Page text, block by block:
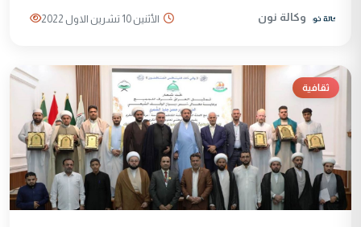
وكالة نون الأثنين 10 تشرين الاول 2022
ثقافية